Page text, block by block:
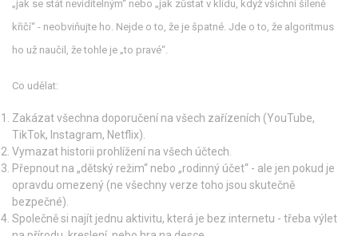
„jak se stát neviditelným“ nebo „jak zůstat v klidu, když všichni šíleně
křičí“ - neobviňujte ho. Nejde o to, že je špatné. Jde o to, že algoritmus
ho už naučil, že tohle je „to pravé“.
Co udělat:
Zakázat všechna doporučení na všech zařízeních (YouTube,
TikTok, Instagram, Netflix).
Vymazat historii prohlížení na všech účtech.
Přepnout na „dětský režim“ nebo „rodinný účet“ - ale jen pokud je
opravdu omezený (ne všechny verze toho jsou skutečně
bezpečné).
Společně si najít jednu aktivitu, která je bez internetu - třeba výlet